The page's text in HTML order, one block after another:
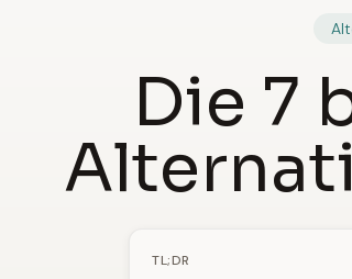
Die 7
TL;DR